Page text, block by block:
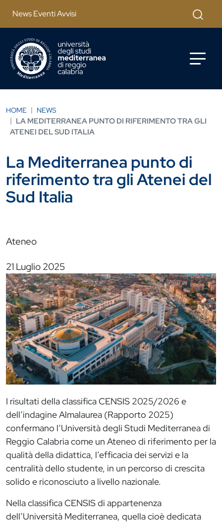
News Eventi Avvisi Cerca
HOME NEWS
LA MEDITERRANEA PUNTO DI RIFERIMENTO TRA GLI
ATENEI DEL SUD ITALIA
La Mediterranea punto di
riferimento tra gli Atenei del
Sud Italia
Ateneo
21 Luglio 2025
Immagine
I risultati della classifica CENSIS 2025/2026 e
dell’indagine Almalaurea (Rapporto 2025)
confermano l’Università degli Studi Mediterranea di
Reggio Calabria come un Ateneo di riferimento per la
qualità della didattica, l’efficacia dei servizi e la
centralità dello studente, in un percorso di crescita
solido e riconosciuto a livello nazionale.
Nella classifica CENSIS di appartenenza
dell’Università Mediterranea, quella cioè dedicata